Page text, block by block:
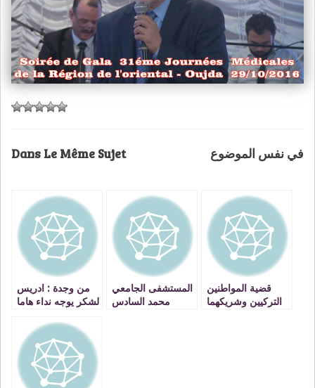
Dans Le Même Sujet في نفس الموضوع
من وجدة : ادريس
لشكر يوجه نداء هاما
المستشفى الجامعي
محمد السادس
قضية المواطنين
التركيين وشريكهما